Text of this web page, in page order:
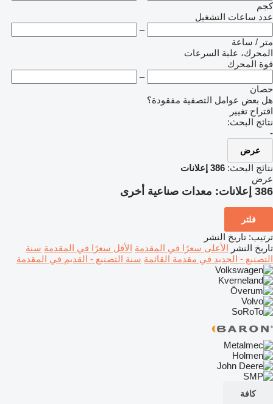
كجم
عدد ساعات التشغيل
–
متر / ساعة
المحرك، علبة السرعات
قوة المحرك
–
حصان
هل بعض عوامل التصفية مفقودة؟
اقتراح تغيير
نتائج البحث:
-
عرض
نتائج البحث: 386 إعلانات
عرض
386 إعلانات: معدات صناعية أخرى
فلتر
ترتيب: تاريخ النشر
تاريخ النشر الأعلى سعرًا في المقدمة الأقل سعرًا في المقدمة سنة
التصنيع - الجديد في مقدمة القائمة سنة التصنيع - القديم في المقدمة
كافة